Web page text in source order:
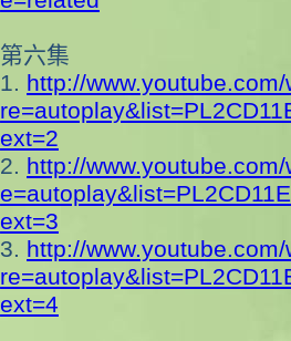
第六集
1. http://
re=autoplay&
ext=2
2. http://
e=autoplay&
ext=3
3. http://
re=autoplay&
ext=4